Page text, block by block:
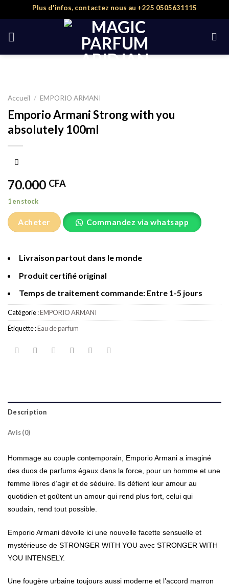
to
content
Plus d'infos, contactez nous au +225 0505631115
Accueil / EMPORIO ARMANI
Emporio Armani Strong with you
absolutely 100ml
70.000 CFA
1 en stock
Acheter Commandez via whatsapp
Livraison partout dans le monde
Produit certifié original
Temps de traitement commande: Entre 1-5 jours
Catégorie :EMPORIO ARMANI
Étiquette :Eau de parfum
Description
Avis (0)
Hommage au couple contemporain, Emporio Armani a imaginé
des duos de parfums égaux dans la force, pour un homme et une
femme libres d’agir et de séduire. Ils défient leur amour au
quotidien et goûtent un amour qui rend plus fort, celui qui
soudain, rend tout possible.
Emporio Armani dévoile ici une nouvelle facette sensuelle et
mystérieuse de STRONGER WITH YOU avec STRONGER WITH
YOU INTENSELY.
Une fougère urbaine toujours aussi moderne et l’accord marron